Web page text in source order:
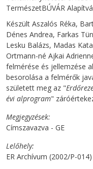
TermészetBÚVÁR
Készült Aszalós Réka,
Dénes Andrea, Farkas
Lesku Balázs, Madas
Ortmann-né Ajkai
felmérése és jellemzése
besorolása a felmérők
született meg az "
évi alprogram"
Megjegyzések
Címszavazva - GE
Lelőhely
ER Archívum (2002/P-014)